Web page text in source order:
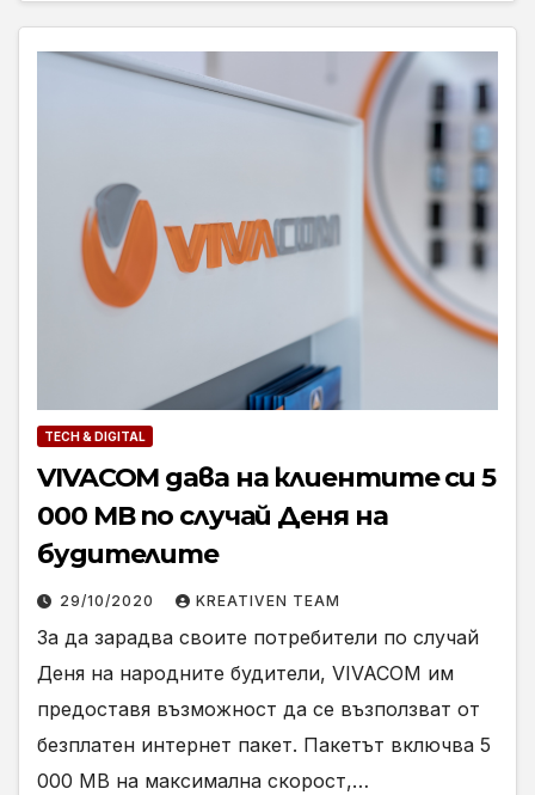
TECH & DIGITAL
VIVACOM дава на клиентите си 5
000 МВ по случай Деня на
будителите
29/10/2020 KREATIVEN TEAM
За да зарадва своите потребители по случай
Деня на народните будители, VIVACOM им
предоставя възможност да се възползват от
безплатен интернет пакет. Пакетът включва 5
000 МВ на максимална скорост,…